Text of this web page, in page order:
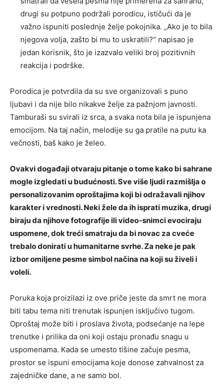
drugi su potpuno podržali porodicu, ističući da je
važno ispuniti poslednje želje pokojnika. „Ako je to bila
njegova volja, zašto bi mu to uskratili?“ napisao je
jedan korisnik, što je izazvalo veliki broj pozitivnih
reakcija i podrške.
Porodica je potvrdila da su sve organizovali s puno
ljubavi i da nije bilo nikakve želje za pažnjom javnosti.
Tamburaši su svirali iz srca, a svaka nota bila je ispunjena
emocijom. Na taj način, melodije su ga pratile na putu ka
večnosti, baš kako je želeo.
Ovakvi događaji otvaraju pitanje o tome kako bi sahrane
mogle izgledati u budućnosti. Sve više ljudi razmišlja o
personalizovanim oproštajima koji bi odražavali njihov
karakter i vrednosti. Neki žele da ih isprati muzika, drugi
biraju da njihove fotografije ili video-snimci evociraju
uspomene, dok treći smatraju da bi novac za cveće
trebalo donirati u humanitarne svrhe. Za neke je pak
izbor omiljene pesme simbol načina na koji su živeli i
voleli.
Poruka koja proizilazi iz ove priče jeste da smrt ne mora
biti tabu tema niti trenutak ispunjen isključivo tugom.
Oproštaj može biti i proslava života, podsećanje na lepe
trenutke i prilika da oni koji ostaju pronađu snagu u
uspomenama. Kada se umesto tišine začuje pesma,
prostor se ispuni emocijama koje donose zahvalnost za
zajedničke dane, a ne samo bol.